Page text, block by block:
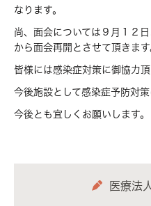
なります。
尚、面会については９月１２
から面会再開とさせて頂きます
皆様には感染症対策に御協力
今後施設として感染症予防対策
今後とも宜しくお願いします。
医療法